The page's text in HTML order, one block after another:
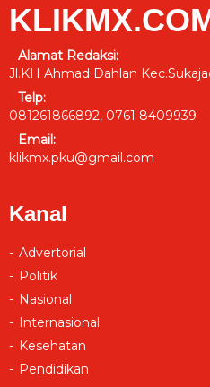
Alamat Redaksi:
Jl.KH Ahmad Dahlan
Telp:
081261866892, 0761 8409939
Email:
klikmx.pku@gmail.com
Kanal
Advertorial
Politik
Nasional
Internasional
Kesehatan
Pendidikan